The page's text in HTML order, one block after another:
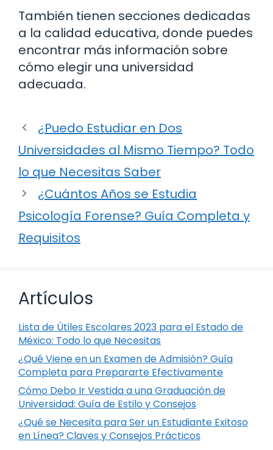
También tienen secciones dedicadas
a la calidad educativa, donde puedes
encontrar más información sobre
cómo elegir una universidad
adecuada.
¿Puedo Estudiar en Dos
Universidades al Mismo Tiempo? Todo
lo que Necesitas Saber
¿Cuántos Años se Estudia
Psicología Forense? Guía Completa y
Requisitos
Artículos
Lista de Útiles Escolares 2023 para el Estado de
México: Todo lo que Necesitas
¿Qué Viene en un Examen de Admisión? Guía
Completa para Prepararte Efectivamente
Cómo Debo Ir Vestida a una Graduación de
Universidad: Guía de Estilo y Consejos
¿Qué se Necesita para Ser un Estudiante Exitoso
en Línea? Claves y Consejos Prácticos